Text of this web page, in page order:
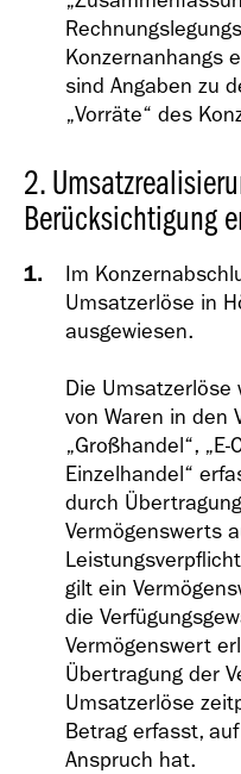
Konzernanhangs
sind Angaben zu
„Vorräte“ des
2.
Berücksichtigung
Im
Umsatzerlöse in
ausgewiesen.
Die Umsatzerlöse
von Waren in den
„Großhandel“, „E-
Einzelhandel“
durch
Vermögenswerts
gilt ein
die
Vermögenswert
Übertragung der
Umsatzerlöse
Betrag erfasst,
Anspruch hat.